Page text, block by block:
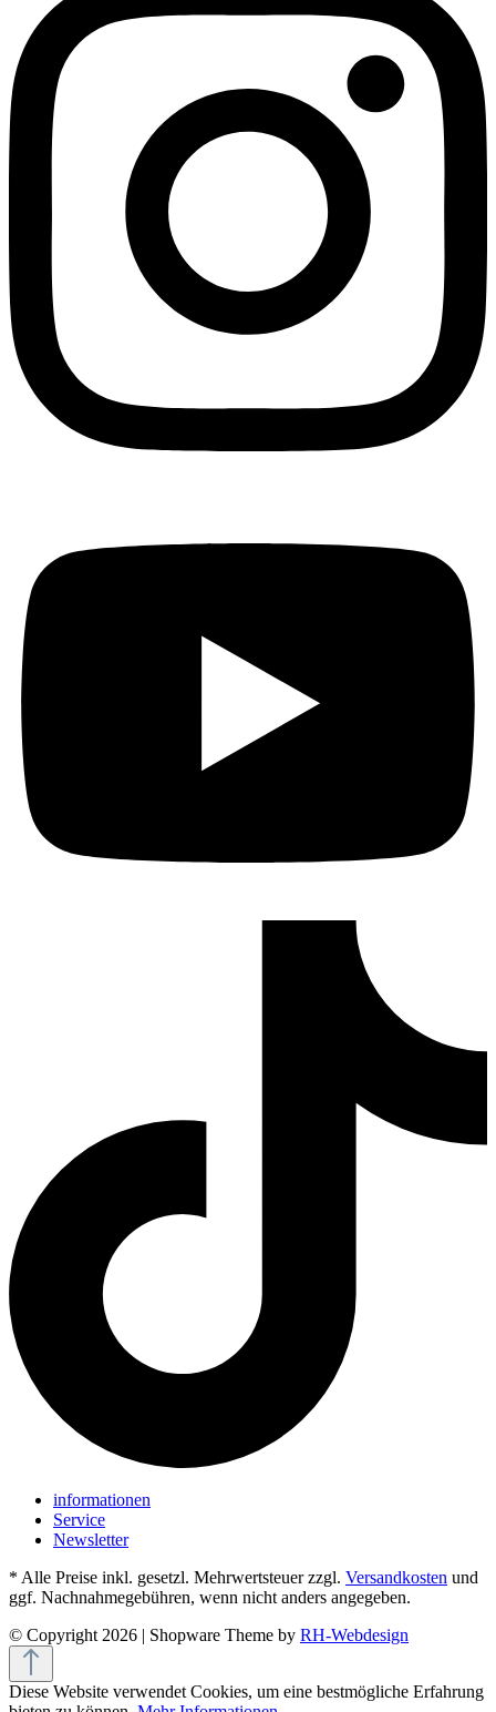
informationen
Service
Newsletter
* Alle Preise inkl. gesetzl. Mehrwertsteuer zzgl. Versandkosten und
ggf. Nachnahmegebühren, wenn nicht anders angegeben.
© Copyright 2026 | Shopware Theme by RH-Webdesign
Diese Website verwendet Cookies, um eine bestmögliche Erfahrung